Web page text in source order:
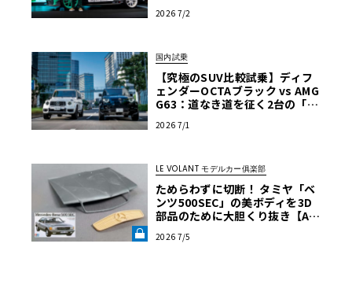
公開
2026 7/2
国内試乗
【究極のSUV比較試乗】ディフ
ェンダーOCTAブラック vs AMG
G63：道なき道を征く2台の「対
2026 7/1
LE VOLANT モデルカー俱楽部
ためらわずに切断！ タミヤ「ベ
ンツ500SEC」の美ボディを3D
部品のために大胆くり抜き【AM
＋3Dプリント部品で制作】第2
2026 7/5